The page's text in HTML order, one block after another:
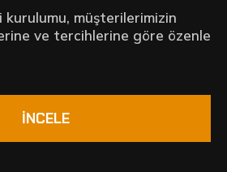
müşterilerimizin
ve tercihlerine göre özenle
İNCELE